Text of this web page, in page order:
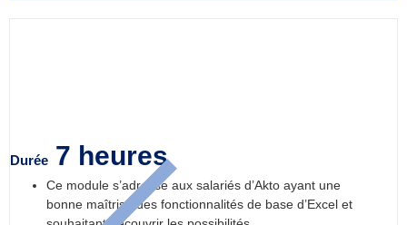
Durée 7 heures
Ce module s’adresse aux salariés d’Akto ayant une
bonne maîtrise des fonctionnalités de base d’Excel et